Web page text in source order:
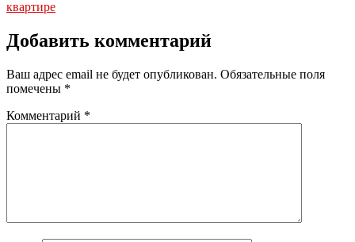
квартире
Добавить комментарий
Ваш адрес email не будет опубликован. Обязательные поля
помечены *
Комментарий *